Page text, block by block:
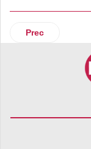
Articolo
Prec